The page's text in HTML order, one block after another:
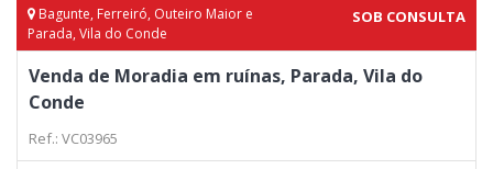
Bagunte, Ferreiró, Outeiro Maior e
Parada, Vila do Conde
SOB CONSULTA
Venda de Moradia em ruínas, Parada, Vila do
Conde
Ref.: VC03965